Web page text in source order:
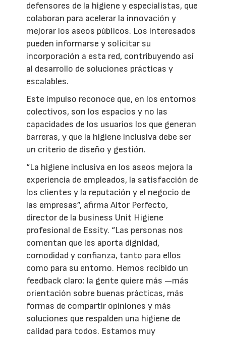
defensores de la higiene y especialistas, que
colaboran para acelerar la innovación y
mejorar los aseos públicos. Los interesados
pueden informarse y solicitar su
incorporación a esta red, contribuyendo así
al desarrollo de soluciones prácticas y
escalables.
Este impulso reconoce que, en los entornos
colectivos, son los espacios y no las
capacidades de los usuarios los que generan
barreras, y que la higiene inclusiva debe ser
un criterio de diseño y gestión.
“La higiene inclusiva en los aseos mejora la
experiencia de empleados, la satisfacción de
los clientes y la reputación y el negocio de
las empresas”, afirma Aitor Perfecto,
director de la business Unit Higiene
profesional de Essity. “Las personas nos
comentan que les aporta dignidad,
comodidad y confianza, tanto para ellos
como para su entorno. Hemos recibido un
feedback claro: la gente quiere más —más
orientación sobre buenas prácticas, más
formas de compartir opiniones y más
soluciones que respalden una higiene de
calidad para todos. Estamos muy